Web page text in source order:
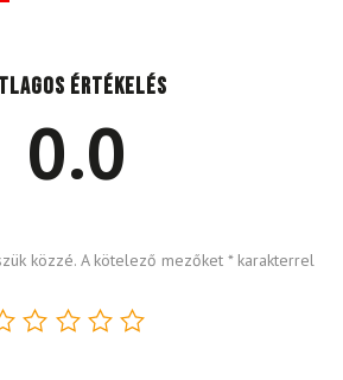
értékelés
0.0
közzé. A kötelező mezőket *karakterrel